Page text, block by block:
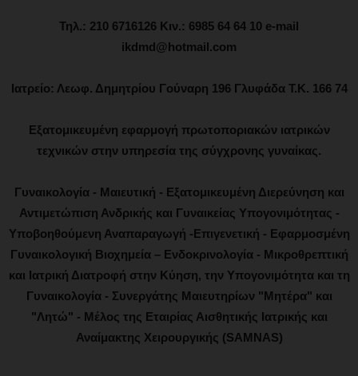
Τηλ.: 210 6716126 Κιν.: 6985 64 64 10 e-mail
ikdmd@hotmail.com
Ιατρείο: Λεωφ. Δημητρίου Γούναρη 196 Γλυφάδα Τ.Κ. 166 74
Εξατομικευμένη εφαρμογή πρωτοποριακών ιατρικών
τεχνικών στην υπηρεσία της σύγχρονης γυναίκας.
Γυναικολογία - Μαιευτική - Εξατομικευμένη Διερεύνηση και
Αντιμετώπιση Ανδρικής και Γυναικείας Υπογονιμότητας -
Υποβοηθούμενη Αναπαραγωγή -Επιγενετική - Εφαρμοσμένη
Γυναικολογική Βιοχημεία – Ενδοκρινολογία - Μικροθρεπτική
και Ιατρική Διατροφή στην Κύηση, την Υπογονιμότητα και τη
Γυναικολογία - Συνεργάτης Μαιευτηρίων "Μητέρα" και
"Λητώ" - Μέλος της Εταιρίας Αισθητικής Ιατρικής και
Αναίμακτης Χειρουργικής (SAMNAS)